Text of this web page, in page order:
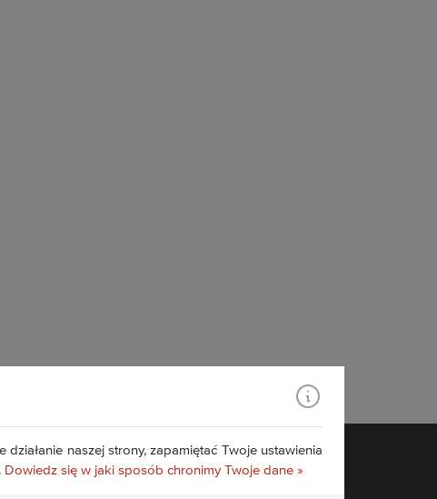
naszej strony, zapamiętać Twoje ustawienia
Dowiedz się w jaki sposób chronimy Twoje dane »